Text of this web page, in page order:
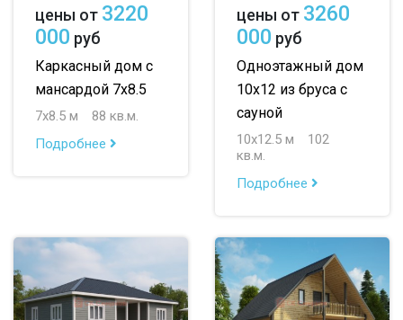
цены от 3220
000 руб
Каркасный дом с
мансардой 7х8.5
7х8.5 м
88 кв.м.
Подробнее
цены от 3260
000 руб
Одноэтажный дом
10х12 из бруса с
сауной
10х12.5 м
102
кв.м.
Подробнее